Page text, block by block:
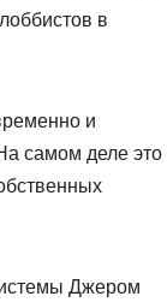
в
и
самом деле это
Джером